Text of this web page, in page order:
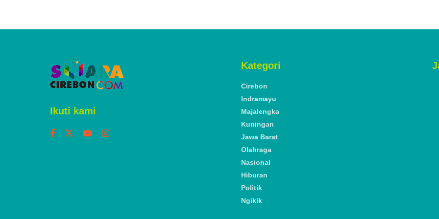
Ikuti kami
Kategori
Cirebon
Indramayu
Majalengka
Kuningan
Jawa Barat
Olahraga
Nasional
Hiburan
Politik
Ngikik